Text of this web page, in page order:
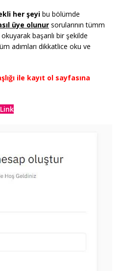
her şeyi bu bölümde
üye olunur sorularının tümm
başarılı bir şekilde
adımları dikkatlice oku ve
ile kayıt ol sayfasına